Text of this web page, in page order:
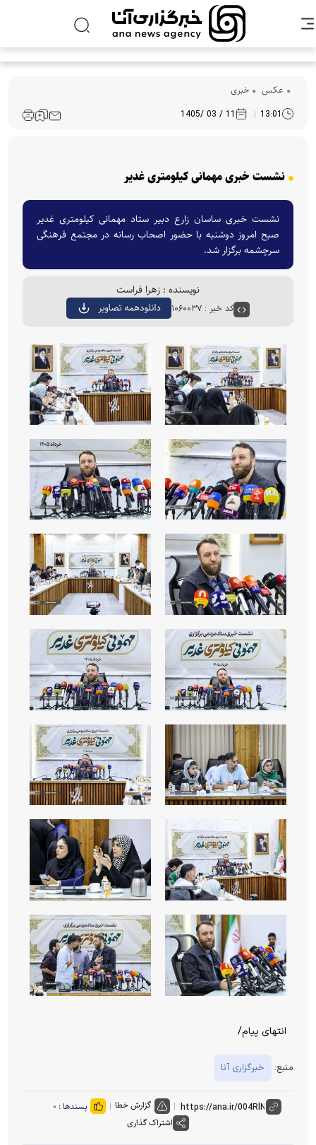
عکس خبری
13:01
11 / 03 /1405
نشست خبری مهمانی کیلومتری غدیر
نشست خبری ساسان زارع دبیر ستاد مهمانی کیلومتری غدیر
صبح امروز دوشنبه با حضور اصحاب رسانه در مجتمع فرهنگی
سرچشمه برگزار شد.
نویسنده : زهرا فراست
کد خبر : ۱۰۶۰۰۳۷
انتهای پیام/
منبع: خبرگزاری آنا
گزارش خطا پسندها : ۰
اشتراک گذاری